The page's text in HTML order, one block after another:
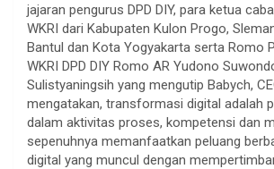
jajaran pengurus DPD DIY, para ketua
WKRI dari Kabupaten Kulon Progo,
Bantul dan Kota Yogyakarta serta Romo
WKRI DPD DIY Romo AR Yudono
Sulistyaningsih yang mengutip Babych,
mengatakan, transformasi digital adalah
dalam aktivitas proses, kompetensi dan
sepenuhnya memanfaatkan peluang
digital yang muncul dengan